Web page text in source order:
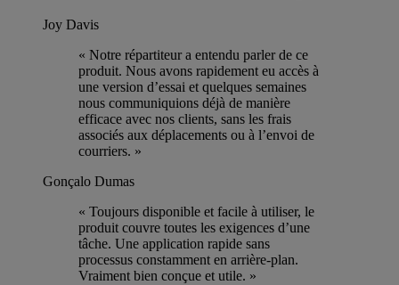
Joy Davis
« Notre répartiteur a entendu parler de ce
produit. Nous avons rapidement eu accès à
une version d’essai et quelques semaines
nous communiquions déjà de manière
efficace avec nos clients, sans les frais
associés aux déplacements ou à l’envoi de
courriers. »
Gonçalo Dumas
« Toujours disponible et facile à utiliser, le
produit couvre toutes les exigences d’une
tâche. Une application rapide sans
processus constamment en arrière-plan.
Vraiment bien conçue et utile. »